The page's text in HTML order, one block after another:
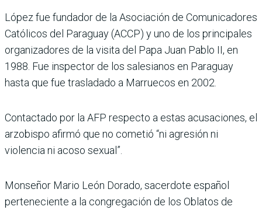
López fue fundador de la Asociación de Comunicadores
Católicos del Paraguay (ACCP) y uno de los principales
organizadores de la visita del Papa Juan Pablo II, en
1988. Fue inspector de los salesianos en Paraguay
hasta que fue trasladado a Marruecos en 2002.
Contactado por la AFP respecto a estas acusaciones, el
arzobispo afirmó que no cometió “ni agresión ni
violencia ni acoso sexual”.
Monseñor Mario León Dorado, sacerdote español
perteneciente a la congregación de los Oblatos de